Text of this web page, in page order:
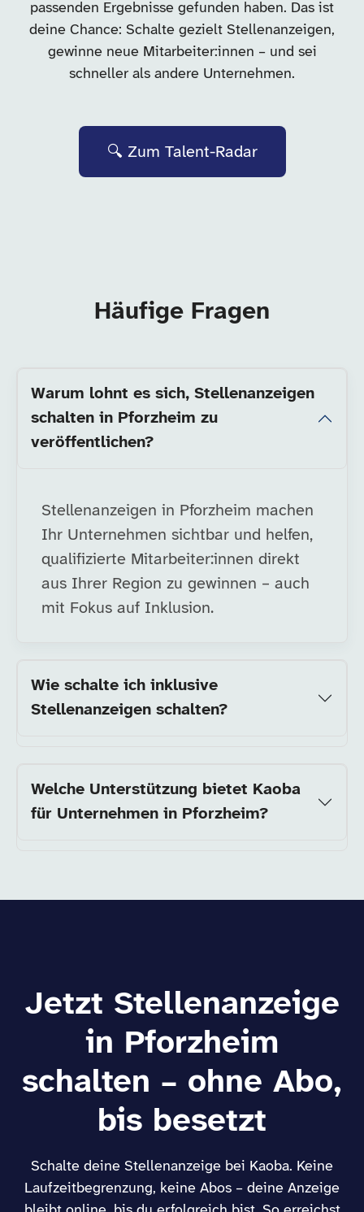
passenden Ergebnisse gefunden haben. Das ist
deine Chance: Schalte gezielt Stellenanzeigen,
gewinne neue Mitarbeiter:innen – und sei
schneller als andere Unternehmen.
🔍 Zum Talent-Radar
Häufige Fragen
Warum lohnt es sich, Stellenanzeigen
schalten in Pforzheim zu
veröffentlichen?
Stellenanzeigen in Pforzheim machen
Ihr Unternehmen sichtbar und helfen,
qualifizierte Mitarbeiter:innen direkt
aus Ihrer Region zu gewinnen – auch
mit Fokus auf Inklusion.
Wie schalte ich inklusive
Stellenanzeigen schalten?
Welche Unterstützung bietet Kaoba
für Unternehmen in Pforzheim?
Jetzt Stellenanzeige
in Pforzheim
schalten – ohne Abo,
bis besetzt
Schalte deine Stellenanzeige bei Kaoba. Keine
Laufzeitbegrenzung, keine Abos – deine Anzeige